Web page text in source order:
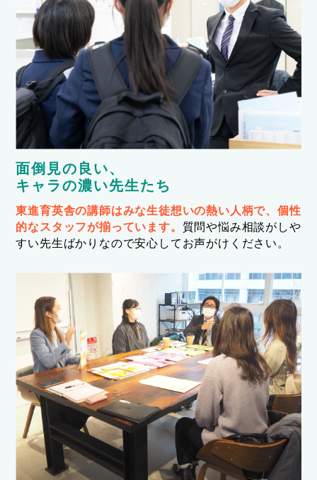
面倒見の良い、
キャラの濃い先生たち
東進育英舎の講師はみな生徒想いの熱い人柄で、個性
的なスタッフが揃っています。 質問や悩み相談がしや
すい先生ばかりなので安心してお声がけください。